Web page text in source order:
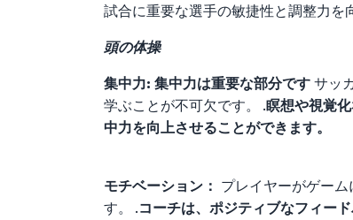
試合に重要な選手の敏捷性と調整力を
頭の体操
集中力: 集中力は重要な部分ですサッ
学ぶことが不可欠です。 .瞑想や視覚
中力を向上させることができます。
モチベーション： プレイヤーがゲー
す。 .コーチは、ポジティブなフィー